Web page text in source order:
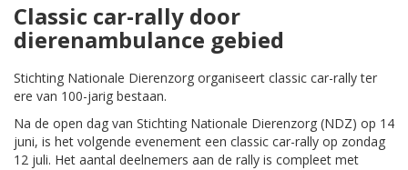
Classic car-rally door
dierenambulance gebied
Stichting Nationale Dierenzorg organiseert classic car-rally ter
ere van 100-jarig bestaan.
Na de open dag van Stichting Nationale Dierenzorg (NDZ) op 14
juni, is het volgende evenement een classic car-rally op zondag
12 juli. Het aantal deelnemers aan de rally is compleet met